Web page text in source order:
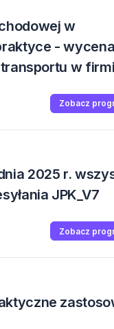
w
-
w
Zobacz
2025 r.
JPK_V7
Zobacz